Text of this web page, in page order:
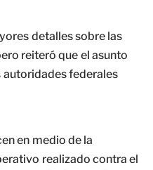
detalles sobre las
reiteró que el asunto
autoridades federales
en medio de la
realizado contra el